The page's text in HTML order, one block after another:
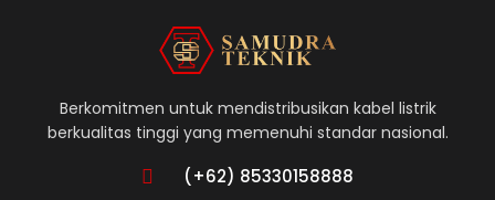
Berkomitmen untuk mendistribusikan kabel listrik
berkualitas tinggi yang memenuhi standar nasional.
(+62) 85330158888